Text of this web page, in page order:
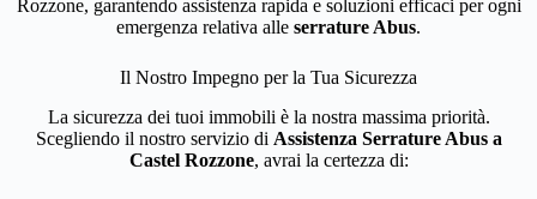
Rozzone, garantendo assistenza rapida e soluzioni efficaci per ogni
emergenza relativa alle serrature Abus.
Il Nostro Impegno per la Tua Sicurezza
La sicurezza dei tuoi immobili è la nostra massima priorità.
Scegliendo il nostro servizio di Assistenza Serrature Abus a
Castel Rozzone, avrai la certezza di: